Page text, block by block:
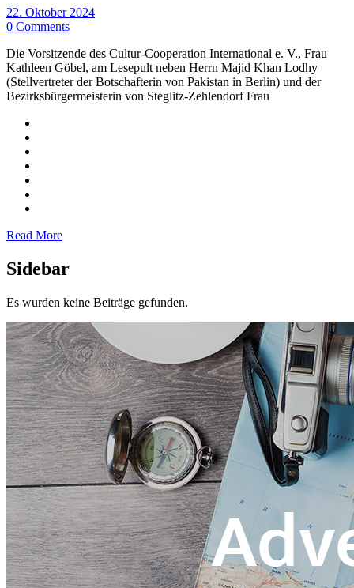
22. Oktober 2024
0 Comments
Die Vorsitzende des Cultur-Cooperation International e. V., Frau
Kathleen Göbel, am Lesepult neben Herrn Majid Khan Lodhy
(Stellvertreter der Botschafterin von Pakistan in Berlin) und der
Bezirksbürgermeisterin von Steglitz-Zehlendorf Frau
Read More
Sidebar
Es wurden keine Beiträge gefunden.